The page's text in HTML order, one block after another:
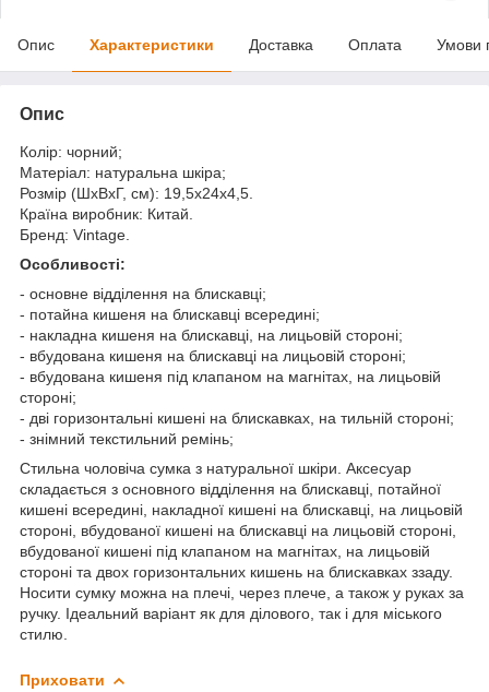
Опис Характеристики Доставка Оплата Умови
Опис
Колір: чорний;
Матеріал: натуральна шкіра;
Розмір (ШхВхГ, см): 19,5х24х4,5.
Країна виробник: Китай.
Бренд: Vintage.
Особливості:
- основне відділення на блискавці;
- потайна кишеня на блискавці всередині;
- накладна кишеня на блискавці, на лицьовій стороні;
- вбудована кишеня на блискавці на лицьовій стороні;
- вбудована кишеня під клапаном на магнітах, на лицьовій
стороні;
- дві горизонтальні кишені на блискавках, на тильній стороні;
- знімний текстильний ремінь;
Стильна чоловіча сумка з натуральної шкіри. Аксесуар
складається з основного відділення на блискавці, потайної
кишені всередині, накладної кишені на блискавці, на лицьовій
стороні, вбудованої кишені на блискавці на лицьовій стороні,
вбудованої кишені під клапаном на магнітах, на лицьовій
стороні та двох горизонтальних кишень на блискавках ззаду.
Носити сумку можна на плечі, через плече, а також у руках за
ручку. Ідеальний варіант як для ділового, так і для міського
стилю.
Приховати